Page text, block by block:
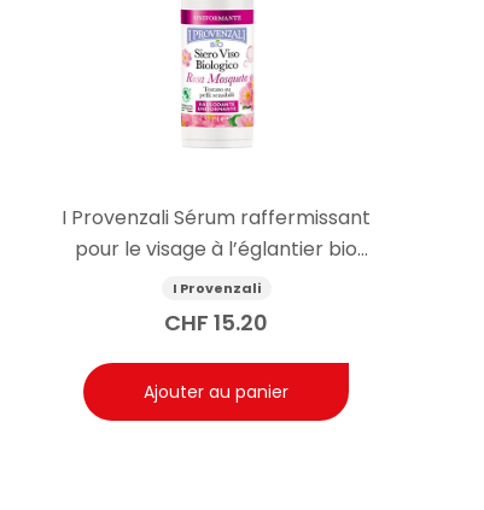
I Provenzali Sérum raffermissant
pour le visage à l’églantier bio
30ml
I Provenzali
CHF 15.20
Ajouter au panier